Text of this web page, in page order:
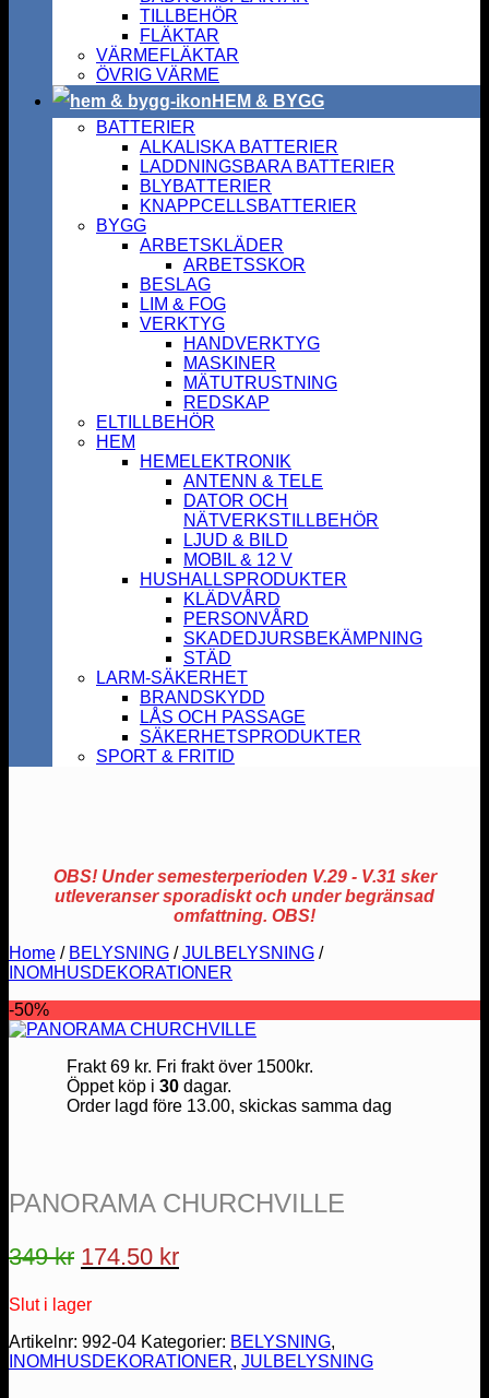
TILLBEHÖR
FLÄKTAR
VÄRMEFLÄKTAR
ÖVRIG VÄRME
HEM & BYGG
BATTERIER
ALKALISKA BATTERIER
LADDNINGSBARA BATTERIER
BLYBATTERIER
KNAPPCELLSBATTERIER
BYGG
ARBETSKLÄDER
ARBETSSKOR
BESLAG
LIM & FOG
VERKTYG
HANDVERKTYG
MASKINER
MÄTUTRUSTNING
REDSKAP
ELTILLBEHÖR
HEM
HEMELEKTRONIK
ANTENN & TELE
DATOR OCH
NÄTVERKSTILLBEHÖR
LJUD & BILD
MOBIL & 12 V
HUSHALLSPRODUKTER
KLÄDVÅRD
PERSONVÅRD
SKADEDJURSBEKÄMPNING
STÄD
LARM-SÄKERHET
BRANDSKYDD
LÅS OCH PASSAGE
SÄKERHETSPRODUKTER
SPORT & FRITID
OBS! Under semesterperioden V.29 - V.31 sker
utleveranser sporadiskt och under begränsad
omfattning. OBS!
Home / BELYSNING / JULBELYSNING /
INOMHUSDEKORATIONER
-50%
Frakt 69 kr. Fri frakt över 1500kr.
Öppet köp i 30dagar.
Order lagd före 13.00, skickas samma dag
PANORAMA CHURCHVILLE
349kr Det
priset
var:
349 kr.
174.50 krDet
är:
174.50 kr.
Slut i lager
Artikelnr: 992-04 Kategorier: BELYSNING,
INOMHUSDEKORATIONER, JULBELYSNING